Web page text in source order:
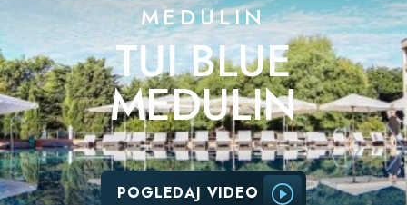
MEDULIN
TUI BLUE
MEDULIN
POGLEDAJ VIDEO